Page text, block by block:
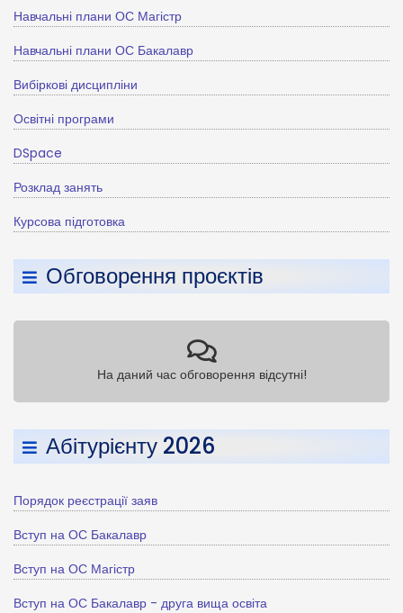
Навчальні плани ОС Магістр
Навчальні плани ОС Бакалавр
Вибіркові дисципліни
Освітні програми
DSpace
Розклад занять
Курсова підготовка
Обговорення проєктів
На даний час обговорення відсутні!
Абітурієнту 2026
Порядок реєстрації заяв
Вступ на ОС Бакалавр
Вступ на ОС Магістр
Вступ на ОС Бакалавр - друга вища освіта